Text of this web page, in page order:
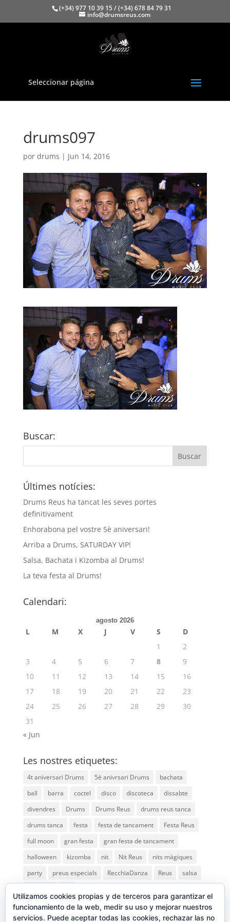
(+34) 977 10 39 15 / (+34) 678 84 79 31
info@drumsreus.com
Seleccionar página
drums097
por drums | Jun 14, 2016
Buscar:
Últimes notícies:
Drums Reus ha tancat les seves portes
definitivament
Enhorabona pel vostre 5è aniversari!
Arriba a Drums, SATURDAY VIP!
Salsa, Bachata i Kizomba al Drums!
La teva festa al Drums!
Calendari:
agosto 2026
L M X J V S
D
1
2
3
4 5 6 7 8
9
10
11 12 13 14 15
16
17
18 19 20 21 22
23
24
25 26 27 28 29
30
31
« Jun
Les nostres etiquetes:
4t aniversari Drums 5è anivrsari Drums
bachata
ball
barra coctel disco discoteca
dissabte
divendres
Drums Drums Reus
drums reus tanca
drums tanca
festa festa de tancament
Festa Reus
full moon
gran festa
gran festa de tancament
halloween
kizomba nit Nit Reus
nits màgiques
party
preus especials RecchiaDanza Reus
salsa
Utilizamos cookies propias y de terceros para garantizar el
funcionamiento de la web, medir su uso y mejorar nuestros
servicios. Puede aceptar todas las cookies, rechazar las no